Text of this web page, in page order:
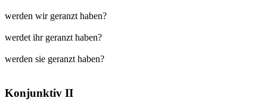
werden wir geranzt haben?
werdet ihr geranzt haben?
werden sie geranzt haben?
Konjunktiv II